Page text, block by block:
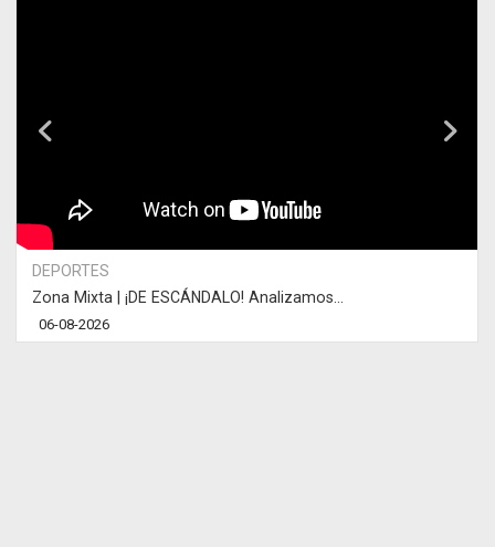
DEPORTES
Zona Mixta | ¡DE ESCÁNDALO! Analizamos...
06-08-2026